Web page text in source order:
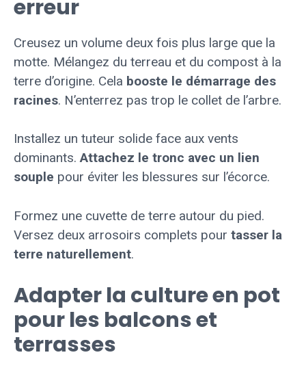
erreur
Creusez un volume deux fois plus large que la
motte. Mélangez du terreau et du compost à la
terre d’origine. Cela booste le démarrage des
racines. N’enterrez pas trop le collet de l’arbre.
Installez un tuteur solide face aux vents
dominants.Attachez le tronc avec un lien
souple pour éviter les blessures sur l’écorce.
Formez une cuvette de terre autour du pied.
Versez deux arrosoirs complets pour tasser la
terre naturellement.
Adapter la culture en pot
pour les balcons et
terrasses